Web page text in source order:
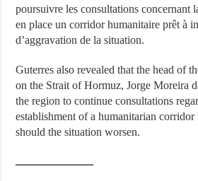
poursuivre les consultations concernant
en place un corridor humanitaire prêt à
d’aggravation de la situation.
Guterres also revealed that the head of
on the Strait of Hormuz, Jorge Moreira
the region to continue consultations
establishment of a humanitarian
should the situation worsen.
ــــــــــــــــــــــ